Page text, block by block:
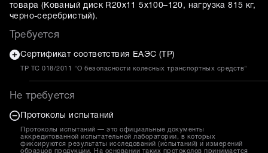
товара ( Кованый диск R20x11 5x100–120, нагрузка 815 кг,
черно-серебристый ).
Требуется
Сертификат соответствия ЕАЭС (ТР)
ТР ТС 018/2011 "О безопасности колесных транспортных средств"
Не требуется
Протоколы испытаний
Протоколы испытаний — это официальные документы
аккредитованной испытательной лаборатории, в которых
фиксируются результаты исследований (испытаний) и измерений
образцов продукции. На основании таких протоколов принимается